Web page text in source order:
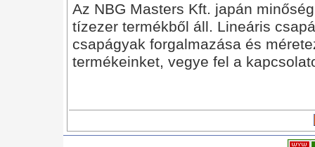
Az NBG Masters Kft. japán
tízezer termékből áll. Lineáris
csapágyak forgalmazása és
termékeinket, vegye fel a